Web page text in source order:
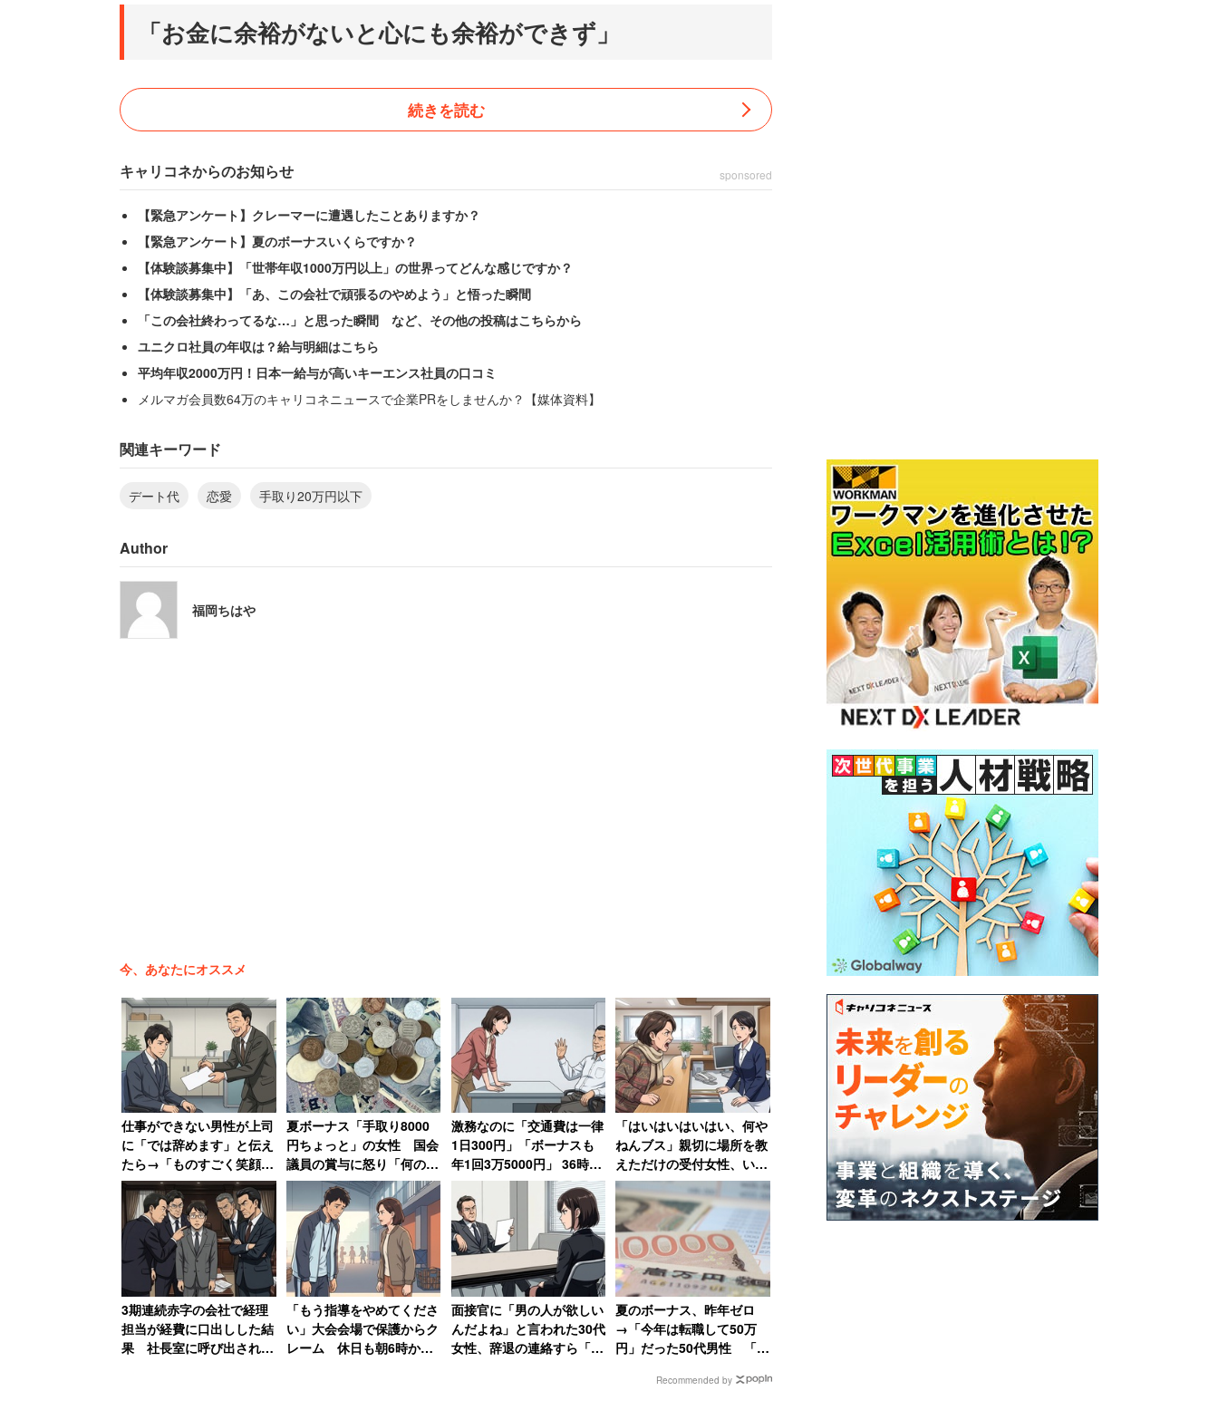
「お金に余裕がないと心にも余裕ができず」
「月4万円実家に支払い、携帯代1万円、車の保険代7000円、ガソリン代2万円は毎月固定で支
払いがあります。車のローンがなくなったので大分楽に生活できるようになりましたが、貯金
そんな状況で彼女ができ、家計のピンチに陥ってしまったというわけだ。土日を削りダブルワ
ークに勤しむ男性だが、それで解決するほど現実は甘くない。
めに別れを考えるとは、あまりに切ない。
続きを読む
キャリコネからのお知らせ sponsored
【緊急アンケート】クレーマーに遭遇したことありますか？
【緊急アンケート】夏のボーナスいくらですか？
【体験談募集中】「世帯年収1000万円以上」の世界ってどんな感じですか？
【体験談募集中】「あ、この会社で頑張るのやめよう」と悟った瞬間
「この会社終わってるな…」と思った瞬間 など、その他の投稿はこちらから
ユニクロ社員の年収は？給与明細はこちら
平均年収2000万円！日本一給与が高いキーエンス社員の口コミ
メルマガ会員数64万のキャリコネニュースで企業PRをしませんか？【媒体資料】
関連キーワード
デート代 恋愛 手取り20万円以下
Author
福岡ちはや
今、あなたにオススメ
仕事ができない男性が上司
に「では辞めます」と伝え
たら→「ものすごく笑顔に
なって、その場で退職届を
書かされました」
夏ボーナス「手取り8000
円ちょっと」の女性 国会
議員の賞与に怒り「何の成
果もあげていないのに、な
んなら寝ているのに」
激務なのに「交通費は一律
1日300円」「ボーナスも
年1回3万5000円」 36時間
勤務にも疲弊して辞めた女
性「3年以上続いている人
はいないらしい」
「はいはいはいはい、何や
ねんブス」親切に場所を教
えただけの受付女性、いき
なりの暴言に絶句
3期連続赤字の会社で経理
担当が経費に口出しした結
果 社長室に呼び出されて
「もう指導をやめてくださ
い」大会会場で保護からク
レーム 休日も朝6時から
面接官に「男の人が欲しい
んだよね」と言われた30代
女性、辞退の連絡すら「電
夏のボーナス、昨年ゼロ
→「今年は転職して50万
円」だった50代男性 「今
んだ…」という人も
Recommended by